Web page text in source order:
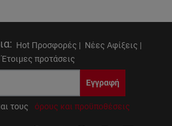
: Hot Προσφορές | Νέες Αφίξεις |
Έτοιμες προτάσεις
Εγγραφή
τους όρους και προϋποθέσεις